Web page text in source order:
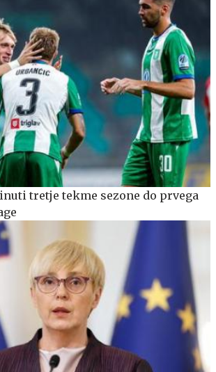
tretje tekme sezone do prvega